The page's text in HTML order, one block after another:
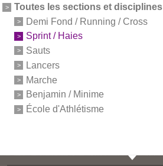
Toutes les sections et disciplines
Demi Fond / Running / Cross
Sprint / Haies
Sauts
Lancers
Marche
Benjamin / Minime
École d'Athlétisme